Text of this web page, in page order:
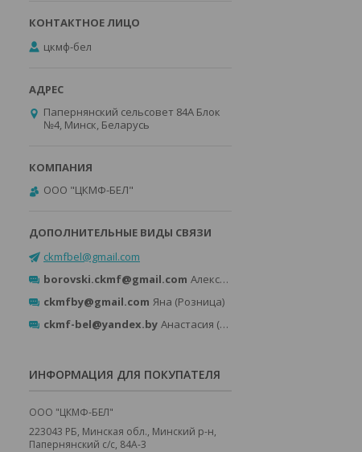
цкмф-бел
Папернянский сельсовет 84А Блок
№4, Минск, Беларусь
ООО "ЦКМФ-БЕЛ"
ckmfbel@gmail.com
borovski.ckmf@gmail.com Александр (Розница)
ckmfby@gmail.com Яна (Розница)
ckmf-bel@yandex.by Анастасия (Опт)
ИНФОРМАЦИЯ ДЛЯ ПОКУПАТЕЛЯ
ООО "ЦКМФ-БЕЛ"
223043 РБ, Минская обл., Минский р-н,
Папернянский с/с, 84А-3